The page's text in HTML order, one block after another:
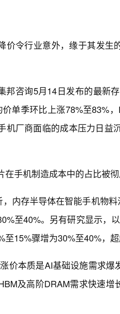
价令行业意外，缘于其发
邦咨询5月14日发布的最新
单季环比上涨78%至83%
机厂商面临的成本压力日
在手机制造成本中的占比被
内存半导体在智能手机物
至40%。另有研究显示，
至15%骤增为30%至40%，
价本质是AI基础设施需求
及高阶DRAM需求快速